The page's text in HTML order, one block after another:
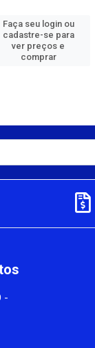
Faça seu login ou
cadastre-se para
ver preços e
comprar
-